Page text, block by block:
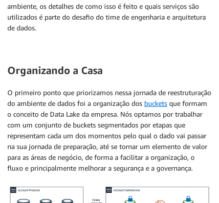
ambiente, os detalhes de como isso é feito e quais serviços são
utilizados é parte do desafio do time de engenharia e arquitetura
de dados.
Organizando a Casa
O primeiro ponto que priorizamos nessa jornada de reestruturação
do ambiente de dados foi a organização dos buckets que formam
o conceito de Data Lake da empresa. Nós optamos por trabalhar
com um conjunto de buckets segmentados por etapas que
representam cada um dos momentos pelo qual o dado vai passar
na sua jornada de preparação, até se tornar um elemento de valor
para as áreas de negócio, de forma a facilitar a organização, o
fluxo e principalmente melhorar a segurança e a governança.